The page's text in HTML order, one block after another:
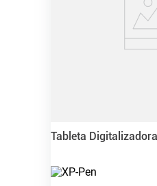
Tableta